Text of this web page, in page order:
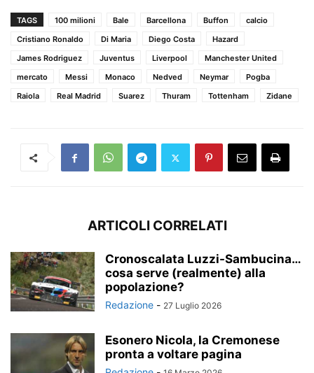
TAGS 100 milioni Bale Barcellona Buffon
calcio
Cristiano Ronaldo
Di Maria Diego Costa
Hazard
James Rodriguez
Juventus Liverpool
Manchester United
mercato
Messi Monaco Nedved Neymar
Pogba
Raiola
Real Madrid Suarez Thuram Tottenham Zidane
ARTICOLI CORRELATI
Cronoscalata Luzzi-Sambucina…
cosa serve (realmente) alla
popolazione?
Redazione - 27 Luglio 2026
Esonero Nicola, la Cremonese
pronta a voltare pagina